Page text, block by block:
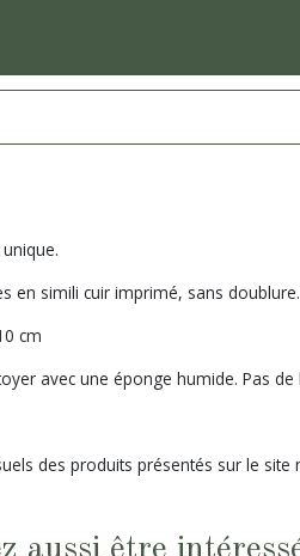
en simili cuir imprimé, sans
cm
avec une éponge humide. Pas
des produits présentés sur le